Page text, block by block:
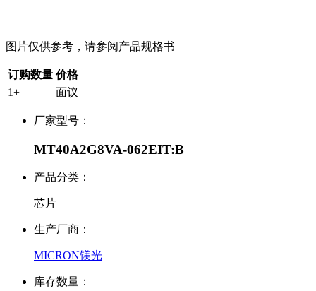
图片仅供参考，请参阅产品规格书
订购数量 价格
1+
面议
厂家型号：
MT40A2G8VA-062EIT:B
产品分类：
芯片
生产厂商：
MICRON镁光
库存数量：